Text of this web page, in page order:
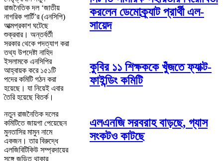
রাজনৈতিক দল ‘জাতীয়
নাগরিক পার্টি’র (এনসিপি)
আত্মপ্রকাশ ঘটেছে
শুক্রবার। অন্তর্বর্তী
সরকার থেকে পদত্যাগ করা
তথ্য উপদেষ্টা নাহিদ
ইসলামকে এনসিপির
আহ্বায়ক করে ১৫১টি
পদের কমিটি গঠন করা
হয়েছে। যা নিয়েই এবার
তৈরি হয়েছে বিতর্ক।
নতুন রাজনৈতিক দলের
কমিটিতে জায়গা পেয়েছেন
মুনতাসির মামুন নামে
একজন। তার বিরুদ্ধে
এলজিবিটিকিউ সম্প্রদায়ের
সঙ্গে জড়িত থাকার
করলেন ডেমোক্র্যাট প্রার্থী এল-
সায়েদ
কুবির ১১ শিক্ষককে খুঁজতে ফ্যাক্ট-
ফাইন্ডিং কমিটি
এলএনজি সরবরাহ বাড়ছে, গ্যাস
সংকটও কাটছে